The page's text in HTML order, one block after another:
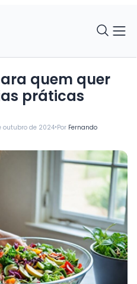
outubro de 2024•Por Fernando
quem quer
práticas